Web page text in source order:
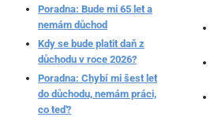
Poradna: Bude mi 65 let a
nemám důchod
Kdy se bude platit daň z
důchodu v roce 2026?
Poradna: Chybí mi šest let
do důchodu, nemám práci,
co teď?